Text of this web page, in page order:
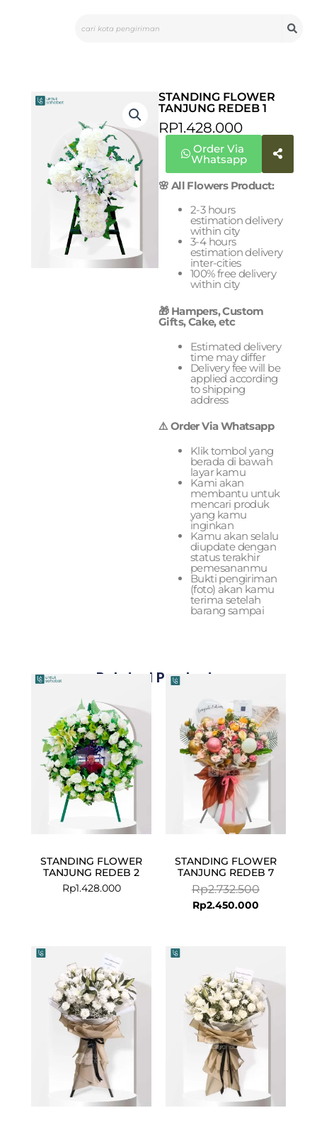
STANDING FLOWER
TANJUNG REDEB 1
RP1.428.000
Order Via
Whatsapp
🌸 All Flowers Product:
2-3 hours
estimation delivery
within city
3-4 hours
estimation delivery
inter-cities
100% free delivery
within city
🎁 Hampers, Custom
Gifts, Cake, etc
Estimated delivery
time may differ
Delivery fee will be
applied according
to shipping
address
⚠️ Order Via Whatsapp
Klik tombol yang
berada di bawah
layar kamu
Kami akan
membantu untuk
mencari produk
yang kamu
inginkan
Kamu akan selalu
diupdate dengan
status terakhir
pemesananmu
Bukti pengiriman
(foto) akan kamu
terima setelah
barang sampai
Related Products
STANDING FLOWER
TANJUNG REDEB 2
Rp1.428.000
STANDING FLOWER
TANJUNG REDEB 7
Rp2.732.500
was:
Rp2.450.000
is: